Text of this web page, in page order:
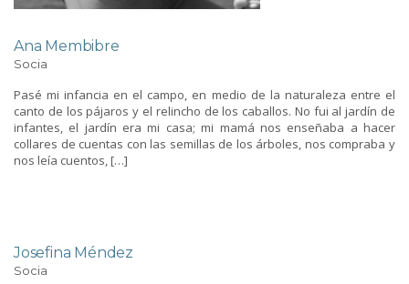
Ana Membibre
Socia
Pasé mi infancia en el campo, en medio de la naturaleza entre el
canto de los pájaros y el relincho de los caballos. No fui al jardín de
infantes, el jardín era mi casa; mi mamá nos enseñaba a hacer
collares de cuentas con las semillas de los árboles, nos compraba y
nos leía cuentos, […]
Josefina Méndez
Socia